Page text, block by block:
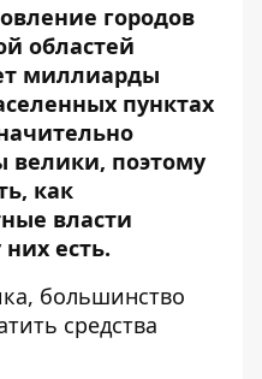
городов
областей
миллиарды
пунктах
поэтому
как
власти
есть.
большинство
средства